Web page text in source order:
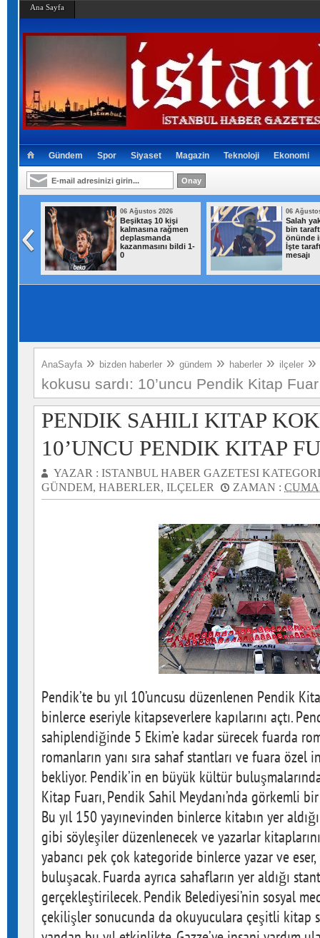
Ana Sayfa
Gündem Spor Siyaset Magazin Teknoloji Ekonomi
06 Ağustos 2026
Beşiktaş 10 kişi
kalmasına rağmen
deplasmanda
kazanmasını bildi 1-
0
06
Salah
bin
önünde
İşte
mesajı
AnaSayfa » bizden haberler » gündem » haberler » ilçeler »
kokusu sardı: 10’uncu Pendik Kitap
PENDIK SAHILI KITAP
10’UNCU PENDIK KITAP
YAZAR : ISTANBUL HABER GAZETESI
GÜNDEM, HABERLER, ILÇELER ZAMAN :
Pendik’te bu yıl 10’uncusu düzenlenen Pendik
binlerce eseriyle kitapseverlere kapılarını açtı.
sahiplendiğinde 5 Ekim’e kadar sürecek fuarda
romanların yanı sıra sahaf stantları ve fuara
bekliyor. Pendik’in en büyük kültür
Kitap Fuarı, Pendik Sahil Meydanı’nda görkemli
Bu yıl 150 yayınevinden binlerce kitabın yer
gibi söyleşiler düzenlenecek ve yazarlar
yabancı pek çok kategoride binlerce yazar ve
buluşacak. Fuarda ayrıca sahafların yer aldığı
gerçekleştirilecek. Pendik Belediyesi’nin sosyal
çekilişler sonucunda da okuyuculara çeşitli kitap